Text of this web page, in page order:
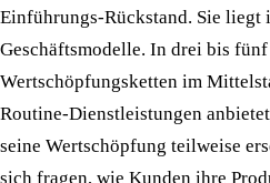
Einführungs-Rückstand. Sie liegt
Geschäftsmodelle. In drei bis
Wertschöpfungsketten im
Routine-Dienstleistungen
seine Wertschöpfung teilweise
sich fragen, wie Kunden ihre